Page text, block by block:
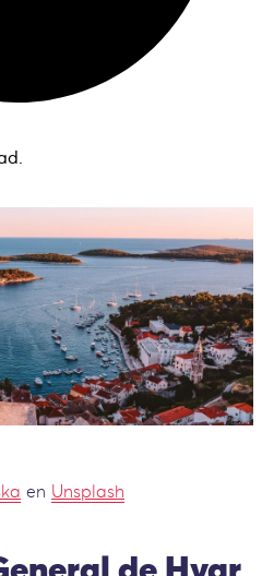
en Unsplash